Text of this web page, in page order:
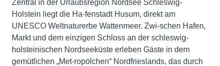
Zentral in der Urlaubsregion Nordsee Schleswig-
Holstein liegt die Ha-fenstadt Husum, direkt am
UNESCO Weltnaturerbe Wattenmeer. Zwi-schen Hafen,
Markt und dem einzigen Schloss an der schleswig-
holsteinischen Nordseeküste erleben Gäste in dem
gemütlichen „Met-ropölchen“ Nordfrieslands, das durch